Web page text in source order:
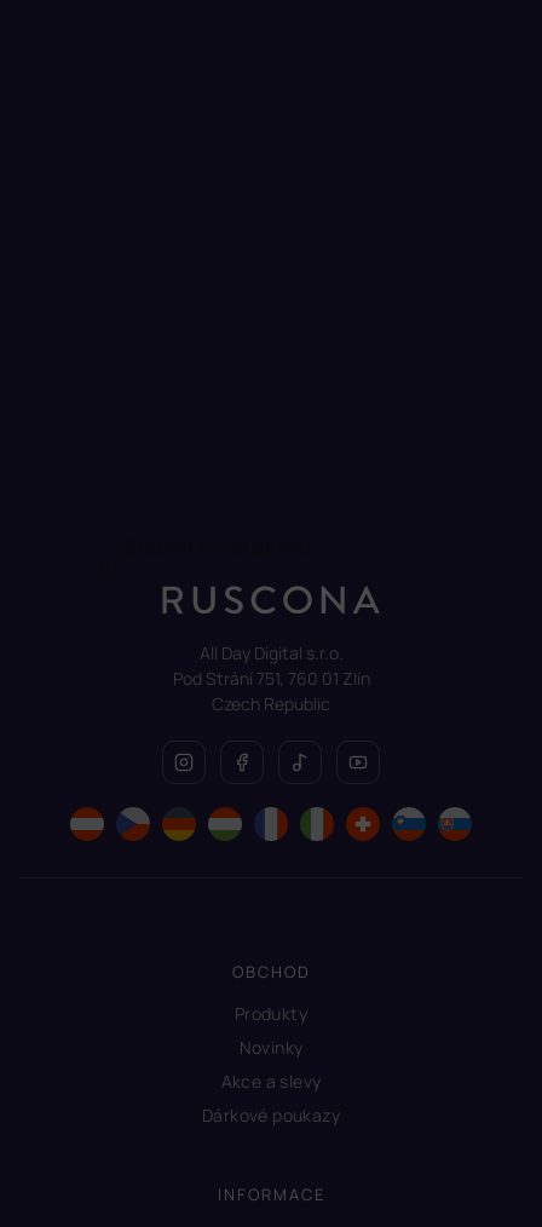
All Day Digital s.r.o.
Pod Strání 751, 760 01 Zlín
Czech Republic
OBCHOD
Produkty
Novinky
Akce a slevy
Dárkové poukazy
INFORMACE